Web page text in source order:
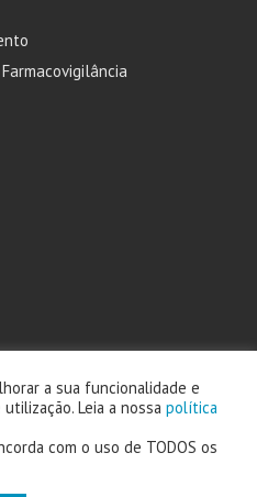
Farmacêuticos, S.A. powered by
a sua funcionalidade e
Leia a nossa política
com o uso de TODOS os